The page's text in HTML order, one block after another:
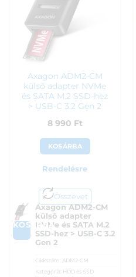
Axagon ADM2-CM
külső adapter NVMe
és SATA M.2 SSD-hez
> USB-C 3.2 Gen 2
8 990 Ft
KOSÁRBA
Rendelésre
Összevet
KOSÁRBA
Axagon ADM2-CM
külső adapter
NVMe és SATA M.2
SSD-hez > USB-C 3.2
Gen 2
Cikkszám: ADM2-CM
Kategória: HDD és SSD